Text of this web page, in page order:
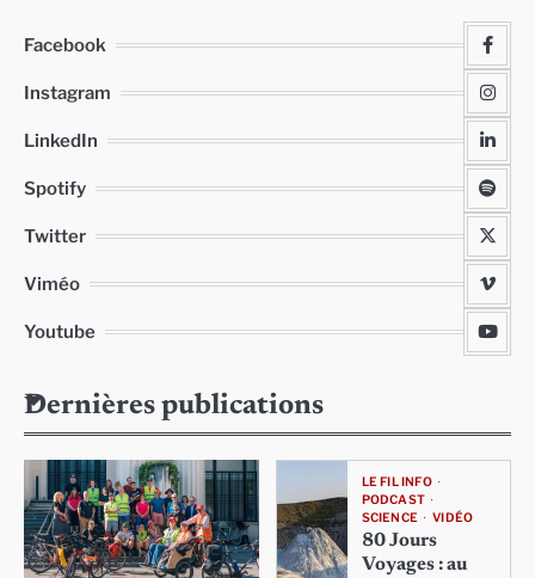
Facebook
Instagram
LinkedIn
Spotify
Twitter
Viméo
Youtube
Dernières publications
LE FIL INFO
PODCAST
SCIENCE
VIDÉO
80 Jours
Voyages : au